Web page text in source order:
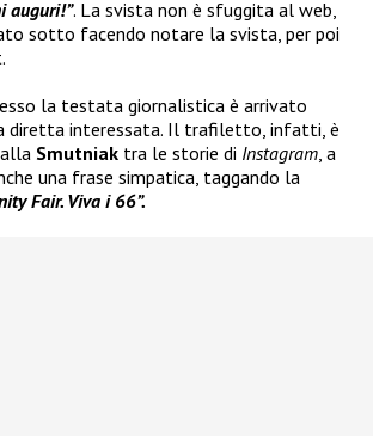
auguri!”. La svista non è sfuggita al web,
sotto facendo notare la svista, per poi
la testata giornalistica è arrivato
diretta interessata. Il trafiletto, infatti, è
Smutniak tra le storie di Instagram , a
una frase simpatica, taggando la
Fair. Viva i 66”.